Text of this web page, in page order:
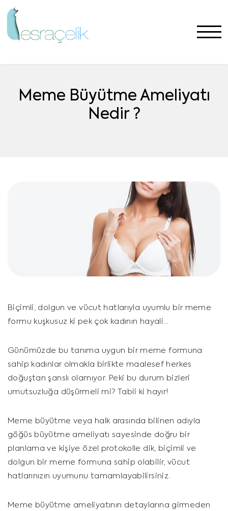
Meme Büyütme Ameliyatı
Nedir ?
Biçimli, dolgun ve vücut hatlarıyla uyumlu bir meme
formu kuşkusuz ki pek çok kadının hayali…
Günümüzde bu tanıma uygun bir meme formuna
sahip kadınlar olmakla birlikte maalesef herkes
doğuştan şanslı olamıyor. Peki bu durum bizleri
umutsuzluğa düşürmeli mi? Tabii ki hayır!
Meme büyütme veya halk arasında bilinen adıyla
göğüs büyütme ameliyatı sayesinde doğru bir
planlama ve kişiye özel protokolle dik, biçimli ve
dolgun bir meme formuna sahip olabilir, vücut
hatlarınızın uyumunu tamamlayabilirsiniz.
Meme büyütme ameliyatının detaylarına girmeden